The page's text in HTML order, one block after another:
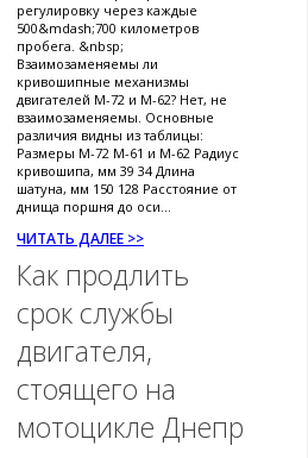
регулировку через каждые
500&mdash;700 километров
пробега. &nbsp;
Взаимозаменяемы ли
кривошипные механизмы
двигателей М-72 и М-62? Нет, не
взаимозаменяемы. Основные
различия видны из таблицы:
Размеры М-72 М-61 и М-62 Радиус
кривошипа, мм 39 34 Длина
шатуна, мм 150 128 Расстояние от
днища поршня до оси...
ЧИТАТЬ ДАЛЕЕ >>
Как продлить
срок службы
двигателя,
стоящего на
мотоцикле Днепр